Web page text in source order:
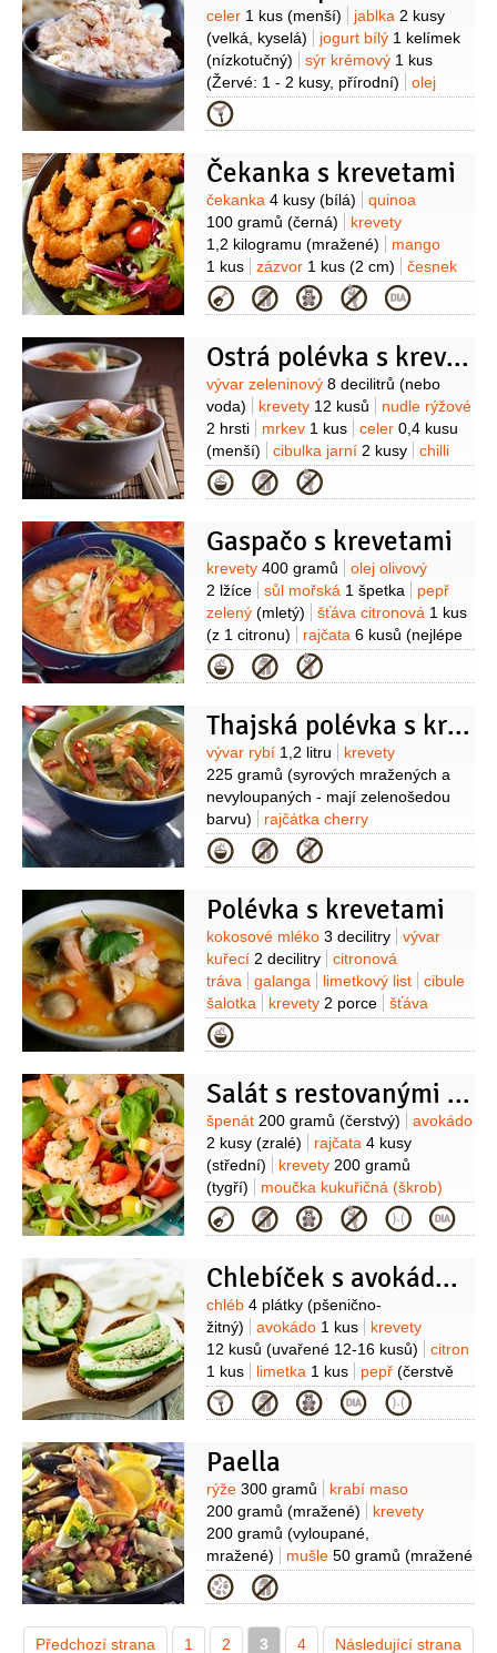
Suroviny
celer 1 kus (menší) jablka 2 kusy
(velká, kyselá)
jogurt bílý 1 kelímek
(nízkotučný)
sýr krémový 1 kus
(Žervé: 1 - 2 kusy, přírodní)
olej
olivový
1 snítka
pažitka1 snítka
krevety
Kategorie
Čekanka s krevetami
Suroviny
čekanka 4 kusy (bílá)
quinoa
100 gramů (černá)
krevety
1,2 kilogramu (mražené)
mango
1 kus
zázvor 1 kus (2 cm)
česnek
3 stroužky
petržel hladkolistá
1 hrst
olej olivový3 lžíce olej4 lžíce
Kategorie
Ostrá polévka s krevetami
Suroviny
vývar zeleninový 8 decilitrů (nebo
voda)
krevety 12 kusů
nudle rýžové
2 hrsti
mrkev 1 kus celer 0,4 kusu
(menší)
cibulka jarní 2 kusy
chilli
omáčka4 lžíce (sladká, na
ryby)
sójová omáčka3 lžíce
olej
Kategorie
Gaspačo s krevetami
Suroviny
krevety 400 gramů
olej olivový
2 lžíce
sůl mořská 1 špetka
pepř
zelený (mletý) šťáva citronová 1 kus
(z 1 citronu)
rajčata 6 kusů (nejlépe
masitá, soudečková)
(menší )
česnek2 stroužky
paprika
Kategorie
Thajská polévka s krevetami
Suroviny
vývar rybí 1,2 litru
krevety
225 gramů (syrových mražených a
nevyloupaných - mají zelenošedou
barvu)
rajčátka cherry
100 gramů
mrkev
100 gramů
paprička chilli červená
kousek velký 2,5cm)
rybí omáčka
4 lžíce
koriandr3 lžíce
(čerstvý,
nahrubo nasekaný + na
posypání)
cukr 2 lžíce
(moučkový
nebo třtinový)
Kategorie
Polévka s krevetami
Suroviny
kokosové mléko 3 decilitry
vývar
kuřecí 2 decilitry
citronová
tráva
galanga limetkový list
cibule
šalotka
krevety 2 porce
šťáva
limetková
2 lžíce
Kategorie
Salát s restovanými krevetami
Suroviny
špenát 200 gramů (čerstvý)
avokádo
2 kusy (zralé) rajčata 4 kusy
(střední)
krevety 200 gramů
(tygří)
moučka kukuřičná (škrob)
2 lžíce
paprika zauzená
1 lžička
česnek2 stroužky
sůl
limetky)
Kategorie
Chlebíček s avokádem a krevetami
Suroviny
chléb 4 plátky (pšenično-
žitný)
avokádo 1 kus
krevety
12 kusů (uvařené 12-16 kusů)
citron
1 kus
limetka 1 kus pepř (čerstvě
mletý)
Kategorie
Paella
Suroviny
rýže 300 gramů
krabí maso
200 gramů (mražené)
krevety
200 gramů (vyloupané,
mražené)
mušle 50 gramů (mražené
)
vejce2 kusy
uvařená)
kurkuma1 lžička
hrášek
(malý)
paprika 2 kusy (barevná)
Kategorie
Předchozí strana 1 2 3 4 Následující strana